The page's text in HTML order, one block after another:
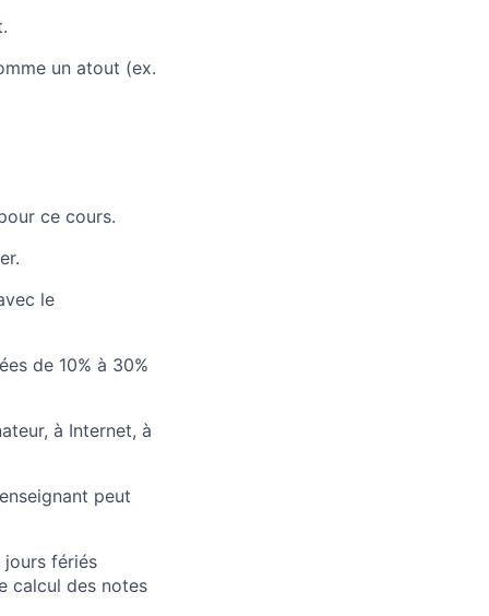
un atout (ex.
ce cours.
le
de 10% à 30%
à Internet, à
peut
fériés
calcul des notes